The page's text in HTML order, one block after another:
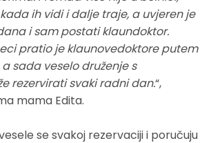
ih vidi i dalje traje, a uvjeren je
i sam postati klaundoktor.
pratio je klaunovedoktore putem
sada veselo druženje s
rezervirati svaki radni dan.“,
mama Edita.
se svakoj rezervaciji i poručuju